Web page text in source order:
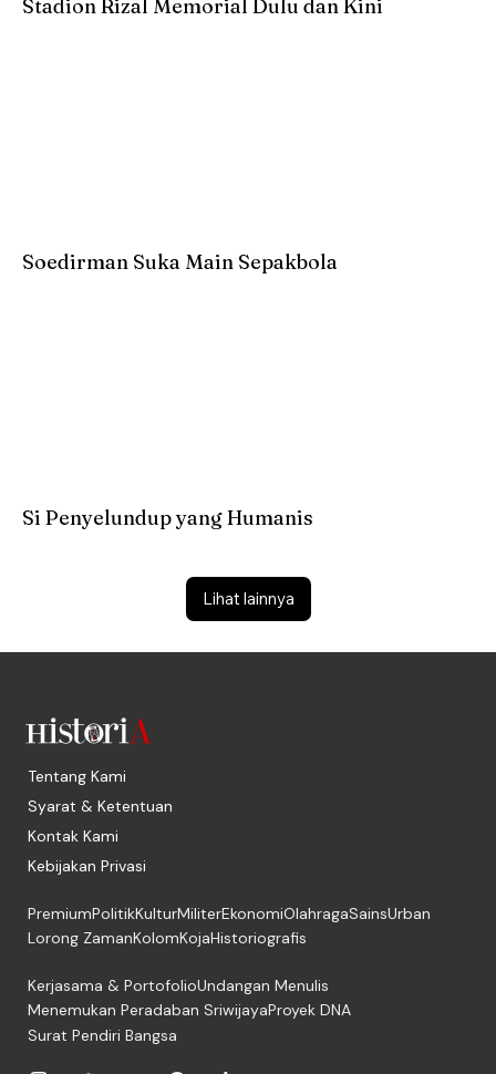
Lihat lainnya
Stadion Rizal Memorial Dulu dan Kini
Soedirman Suka Main Sepakbola
Si Penyelundup yang Humanis
Tentang Kami
Syarat & Ketentuan
Kontak Kami
Kebijakan Privasi
PremiumPolitikKulturMiliterEkonomiOlahragaSainsUrban
Lorong ZamanKolomKojaHistoriografis
Kerjasama & PortofolioUndangan Menulis
Menemukan Peradaban SriwijayaProyek DNA
Surat Pendiri Bangsa